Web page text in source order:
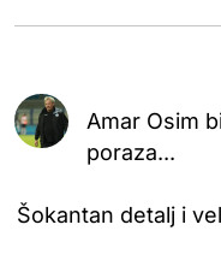
Amar Osim
poraza...
Šokantan detalj i